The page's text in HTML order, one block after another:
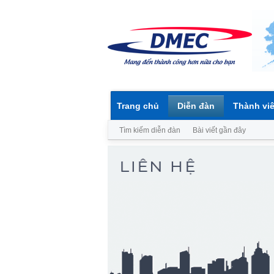
Trang chủ Diễn đàn
Tìm kiếm diễn đàn Bài viết gần đây
Thành